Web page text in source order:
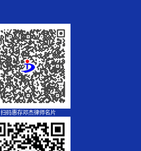
扫码惠存邓杰律师名片